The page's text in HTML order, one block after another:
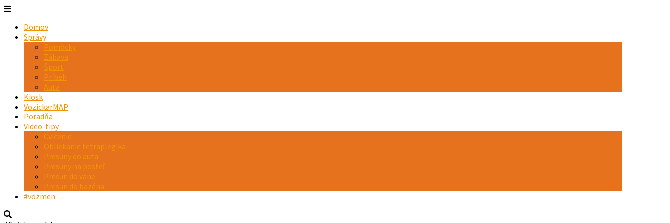
Domov
Správy
Pomôcky
Zábava
Šport
Príbeh
Autá
Kiosk
VozickarMAP
Poradňa
Video-tipy
Cvičenie
Obliekanie tetraplegika
Presuny do auta
Presuny na posteľ
Presun do vane
Presun do bazéna
#vozmen